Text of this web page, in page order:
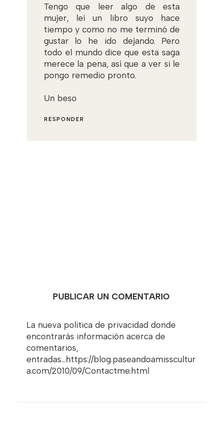
Tengo que leer algo de esta
mujer, leí un libro suyo hace
tiempo y como no me terminó de
gustar lo he ido dejando. Pero
todo el mundo dice que esta saga
merece la pena, así que a ver si le
pongo remedio pronto.
Un beso
RESPONDER
PUBLICAR UN COMENTARIO
La nueva politica de privacidad donde
encontrarás información acerca de
comentarios,
entradas...https://blog.paseandoamisscultur
a.com/2010/09/Contactme.html